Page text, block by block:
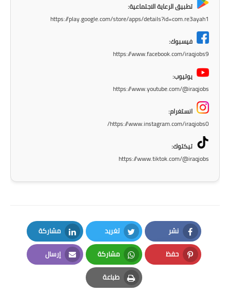
المرحلة الابتدائية
المرحلة المتوسطة
المرحلة الاعدادية
مواضيع انشاء
تطبيق الرعاية الاجتماعية:
https://play.google.com/store/apps/details?id=com.re3ayah1
فيسبوك:
https://www.facebook.com/iraqjobs9
يوتيوب:
https://www.youtube.com/@iraqjobs
انستغرام:
https://www.instagram.com/iraqjobs0/
تيكتوك:
https://www.tiktok.com/@iraqjobs
نشر
Facebook
تغريد
Twitter
مشاركة
LinkedIn
حفظ
Pinterest
مشاركة
Whatsapp
إرسال
Email
طباعة
Print